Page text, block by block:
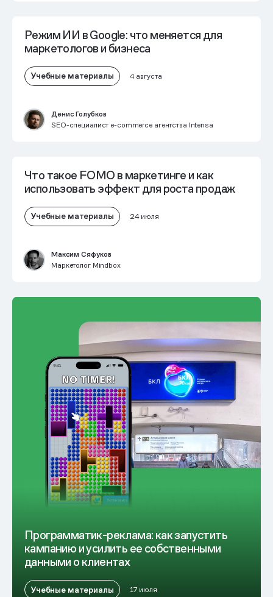
Режим ИИ в Google: что меняется для
маркетологов и бизнеса
Учебные материалы 4 августа
Денис Голубков
SEO-специалист e-commerce агентства Intensa
Что такое FOMO в маркетинге и как
использовать эффект для роста продаж
Учебные материалы 24 июля
Максим Сяфуков
Маркетолог Mindbox
Программатик-реклама: как запустить
кампанию и усилить ее собственными
данными о клиентах
Учебные материалы 17 июля